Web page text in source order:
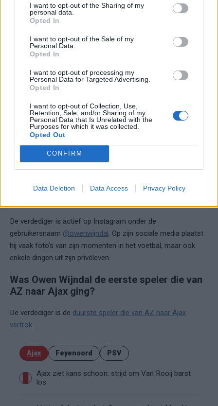
I want to opt-out of the Sharing of my
personal data.
Opted In
I want to opt-out of the Sale of my
Personal Data.
Opted In
I want to opt-out of processing my
Personal Data for Targeted Advertising.
Opted In
I want to opt-out of Collection, Use,
Retention, Sale, and/or Sharing of my
Personal Data that Is Unrelated with the
Purposes for which it was collected.
Opted Out
CONFIRM
Data Deletion Data Access Privacy Policy
De verdediger maakte zijn interlanddebuut op 7 oktober 2020
tijdens het EK in 2021.
Heeft Owen Wijndal een loopbaan/andere
activiteiten naast het voetbal?
De verdediger is actief op Instagram onder de
gebruikersnaam @owenwijndal. Op zijn sociale media plaatst
hij vaak foto's van zijn momenten in het voetbal, maar ook
enkele dingen uit zijn privéleven.
Was Owen Wijndal de eerste speler die van
AZ naar Ajax ging?
De verdediger is de duurste speler die van AZ naar Ajax
vertrok.
Ajax Feyenoord PSV
Ajax ziet kans schoon: strijd om Van Rooij barst
los